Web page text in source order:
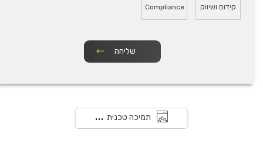
תמיכה טכנית
קידום ושיווק Compliance